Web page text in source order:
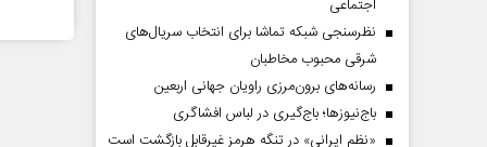
اجتماعی
نظرسنجی شبکه تماشا برای انتخاب سریال‌های
شرقی محبوب مخاطبان
رسانه‌های برون‌مرزی راویان جهانی اربعین
باج‌نیوزها؛ باج‌گیری در لباس افشاگری
«نظم ایرانی» در تنگه هرمز غیرقابل بازگشت است